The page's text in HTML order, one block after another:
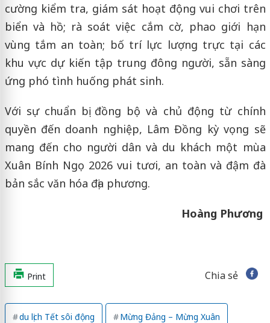
cường kiểm tra, giám sát hoạt động vui chơi trên
biển và hồ; rà soát việc cắm cờ, phao giới hạn
vùng tắm an toàn; bố trí lực lượng trực tại các
khu vực dự kiến tập trung đông người, sẵn sàng
ứng phó tình huống phát sinh.
Với sự chuẩn bị đồng bộ và chủ động từ chính
quyền đến doanh nghiệp, Lâm Đồng kỳ vọng sẽ
mang đến cho người dân và du khách một mùa
Xuân Bính Ngọ 2026 vui tươi, an toàn và đậm đà
bản sắc văn hóa địa phương.
Hoàng Phương
Print Chia sẻ
du lịch Tết sôi động Mừng Đảng – Mừng Xuân